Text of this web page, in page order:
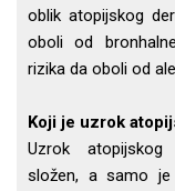
oblik atopijskog
oboli od
rizika da oboli od
Koji je uzrok
Uzrok
složen, a samo je